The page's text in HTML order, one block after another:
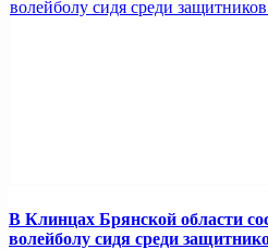
В Клинцах Брянской области
волейболу сидя среди